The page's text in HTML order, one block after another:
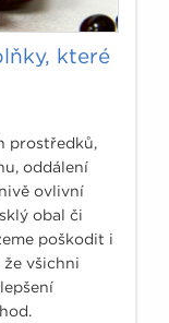
které
prostředků,
oddálení
ovlivní
obal či
poškodit i
že všichni